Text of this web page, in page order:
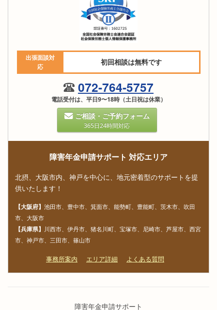
出張面談対
応
初回相談は無料です
072-764-5757
電話受付は、平日9〜18時（土日祝は休業）
ご相談・ご予約フォーム
365日24時間対応
障害年金申請サポート 対応エリア
北摂、大阪市内、神戸を中心に、地元密着型のサポートを提
供いたします！
【大阪府】 池田市、豊中市、箕面市、能勢町、豊能町、茨木市、吹田
市、大阪市
【兵庫県】 川西市、伊丹市、猪名川町、宝塚市、尼崎市、芦屋市、西宮
市、神戸市、三田市、篠山市
事務所案内 エリア詳細 よくある質問
障害年金申請サポート